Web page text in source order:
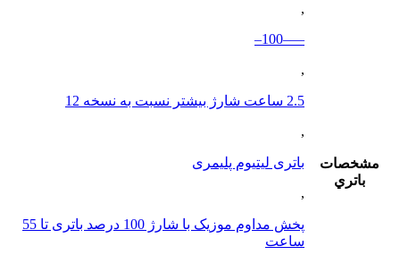
مشخصات
باتري
,
—–100–
,
2.5 ساعت شارژ بیشتر نسبت به نسخه 12
,
باتری لیتیوم پلیمری
,
پخش مداوم موزیک با شارژ 100 درصد باتری تا 55
ساعت